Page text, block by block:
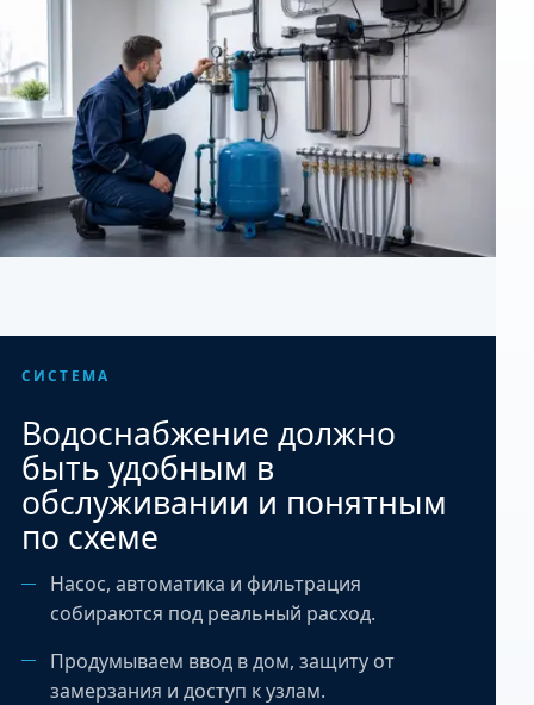
СИСТЕМА
Водоснабжение должно
быть удобным в
обслуживании и понятным
по схеме
Насос, автоматика и фильтрация
собираются под реальный расход.
Продумываем ввод в дом, защиту от
замерзания и доступ к узлам.